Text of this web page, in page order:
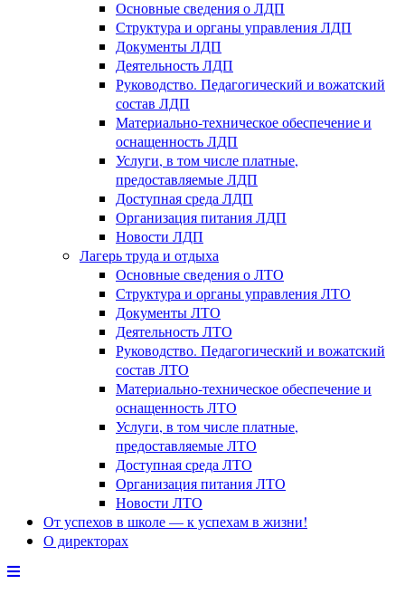
Основные сведения о ЛДП
Структура и органы управления ЛДП
Документы ЛДП
Деятельность ЛДП
Руководство. Педагогический и вожатский
состав ЛДП
Материально-техническое обеспечение и
оснащенность ЛДП
Услуги, в том числе платные,
предоставляемые ЛДП
Доступная среда ЛДП
Организация питания ЛДП
Новости ЛДП
Лагерь труда и отдыха
Основные сведения о ЛТО
Структура и органы управления ЛТО
Документы ЛТО
Деятельность ЛТО
Руководство. Педагогический и вожатский
состав ЛТО
Материально-техническое обеспечение и
оснащенность ЛТО
Услуги, в том числе платные,
предоставляемые ЛТО
Доступная среда ЛТО
Организация питания ЛТО
Новости ЛТО
От успехов в школе — к успехам в жизни!
О директорах